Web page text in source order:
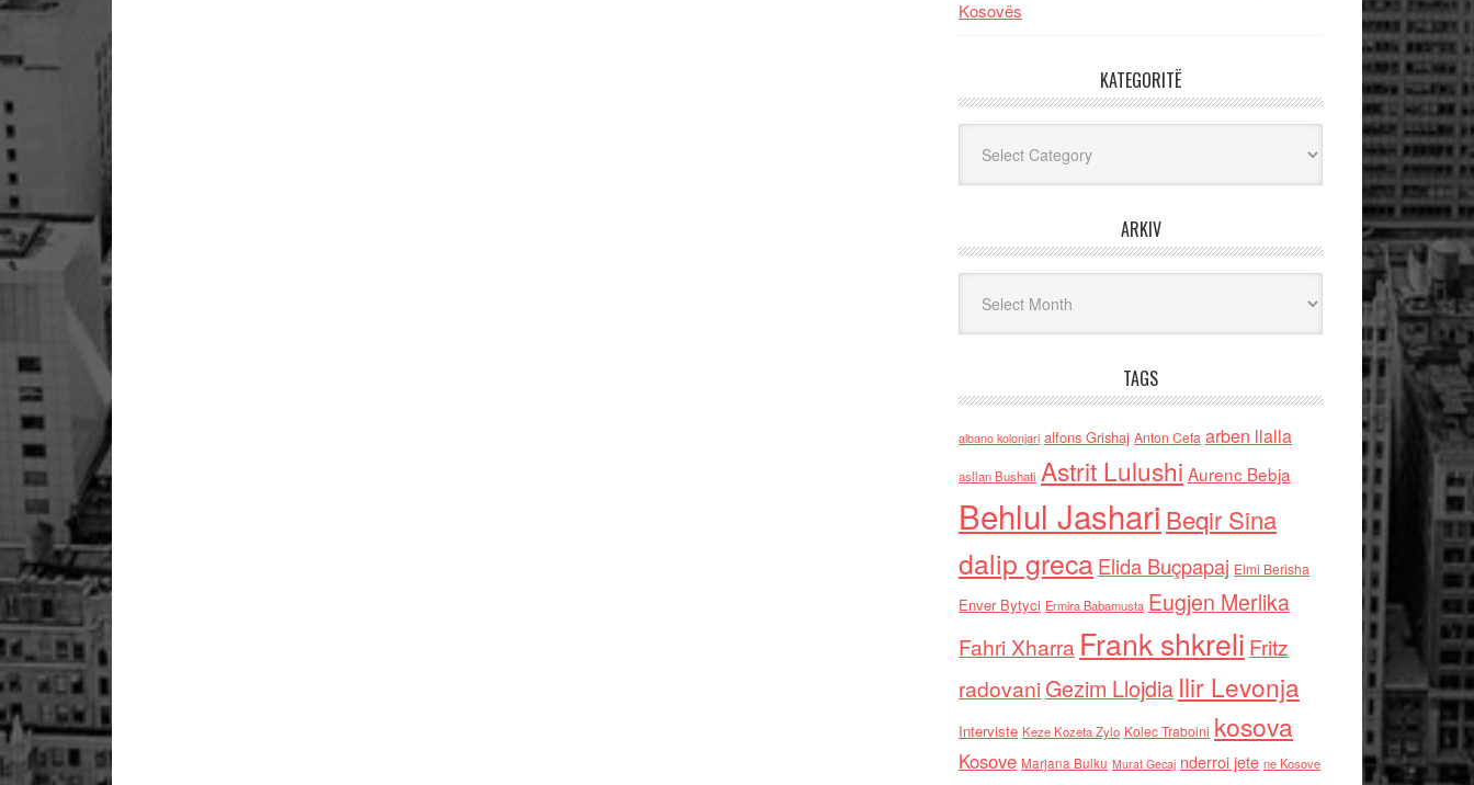
Kosovës
KATEGORITË
ARKIV
TAGS
albano kolonjari alfons Grishaj Anton Cefa arben llalla
asllan Bushati Astrit Lulushi Aurenc Bebja
Behlul Jashari Beqir Sina
dalip grecaElida Buçpapaj Elmi Berisha
Enver Bytyci Ermira Babamusta Eugjen Merlika
Fahri Xharra Frank shkreli Fritz
radovaniGezim Llojdia Ilir Levonja
Interviste Keze Kozeta Zylo Kolec Traboini kosova
Kosove Marjana Bulku Murat Gecaj nderroi jete ne Kosove